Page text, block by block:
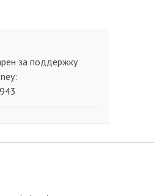
за поддержку